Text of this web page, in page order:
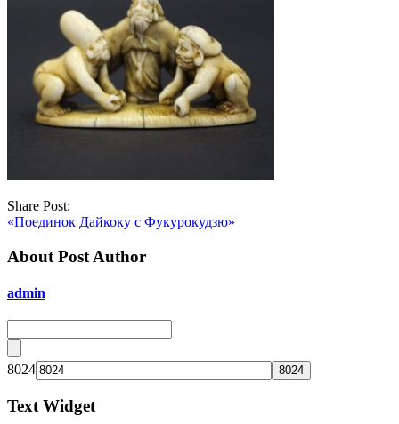
Share Post:
«Поединок Дайкоку с Фукурокудзю»
About Post Author
admin
8024
Text Widget